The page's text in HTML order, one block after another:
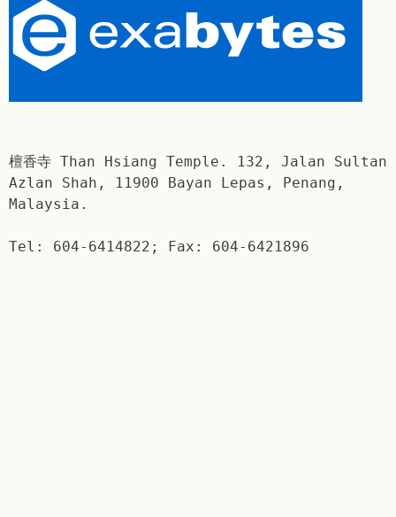
檀香寺 Than Hsiang Temple. 132, Jalan Sultan
Azlan Shah, 11900 Bayan Lepas, Penang,
Malaysia.
Tel: 604-6414822; Fax: 604-6421896